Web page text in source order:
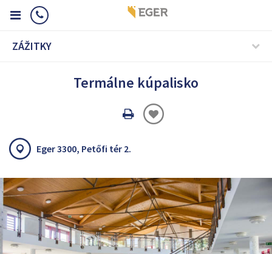
ZÁŽITKY
Termálne kúpalisko
Oldal
Eger 3300, Petőfi tér 2.